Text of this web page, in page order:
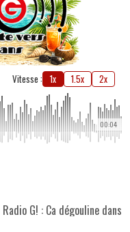
Vitesse : 1x 1.5x 2x
00:04
G! : Ca dégouline